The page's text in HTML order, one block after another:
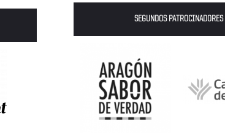
SEGUNDOS PATROCINADORES